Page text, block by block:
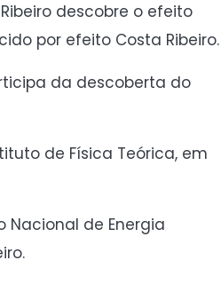
descobre o efeito
por efeito Costa Ribeiro.
da descoberta do
de Física Teórica, em
Nacional de Energia